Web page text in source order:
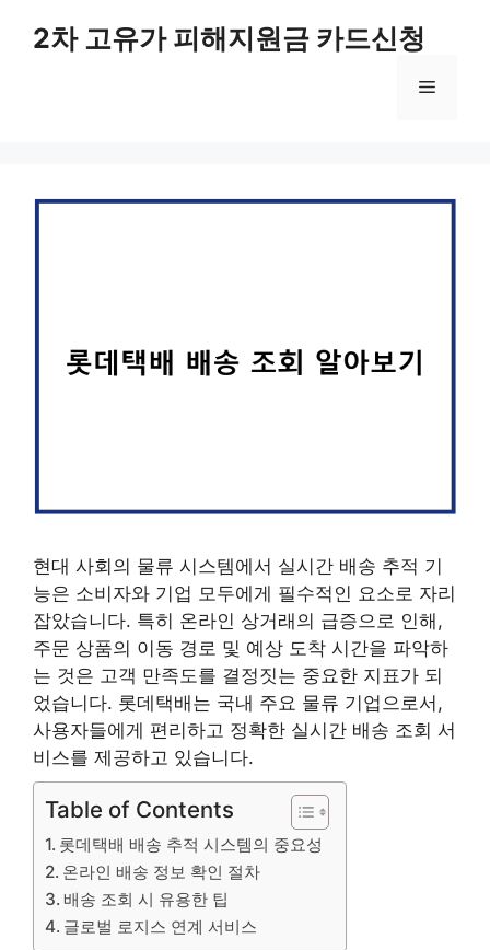
2차 고유가 피해지원금 카드신청
메
현대 사회의 물류 시스템에서 실시간 배송 추적 기
능은 소비자와 기업 모두에게 필수적인 요소로 자리
잡았습니다. 특히 온라인 상거래의 급증으로 인해,
주문 상품의 이동 경로 및 예상 도착 시간을 파악하
는 것은 고객 만족도를 결정짓는 중요한 지표가 되
었습니다. 롯데택배는 국내 주요 물류 기업으로서,
사용자들에게 편리하고 정확한 실시간 배송 조회 서
비스를 제공하고 있습니다.
Table of Contents
롯데택배 배송 추적 시스템의 중요성
온라인 배송 정보 확인 절차
배송 조회 시 유용한 팁
글로벌 로지스 연계 서비스